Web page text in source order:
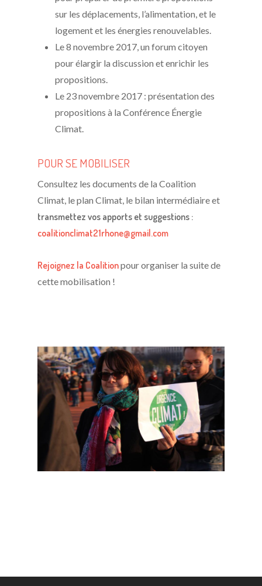
sur les déplacements, l’alimentation, et le
logement et les énergies renouvelables.
Le 8 novembre 2017, un forum citoyen
pour élargir la discussion et enrichir les
propositions.
Le 23 novembre 2017 : présentation des
propositions à la Conférence Énergie
Climat.
POUR SE MOBILISER
Consultez les documents de la Coalition
Climat, le plan Climat, le bilan intermédiaire et
transmettez vos apports et suggestions :
coalitionclimat21rhone@gmail.com
Rejoignez la Coalitionpour organiser la suite de
cette mobilisation !